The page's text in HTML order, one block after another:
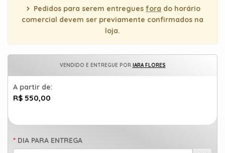
Pedidos para serem entregues fora do horário
comercial devem ser previamente confirmados na
loja.
VENDIDO E ENTREGUE POR IARA FLORES
A partir de:
R$ 550,00
DIA PARA ENTREGA